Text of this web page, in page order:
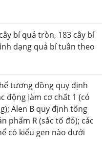
bí quả tròn, 183 cây bí
dạng quả bí tuân theo
tương đồng quy định
động Ịàm cơ chất 1 (có
Alen B quy định tổng
phẩm R (sắc tố đỏ); các
có kiểu gen nào dưới